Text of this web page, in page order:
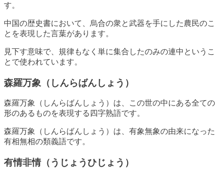
す。
中国の歴史書において、烏合の衆と武器を手にした農民のこ
とを表現した言葉があります。
見下す意味で、規律もなく単に集合したのみの連中というこ
とで使われています。
森羅万象（しんらばんしょう）
森羅万象（しんらばんしょう）は、この世の中にある全ての
形のあるものを表現する四字熟語です。
森羅万象（しんらばんしょう）は、有象無象の由来になった
有相無相の類義語です。
有情非情（うじょうひじょう）